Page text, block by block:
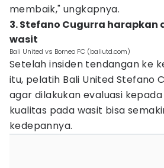
membaik," ungkapnya.
3. Stefano Cugurra harapkan
wasit
Bali United vs Borneo FC (baliutd.com)
Setelah insiden tendangan ke
itu, pelatih Bali United Stefano
agar dilakukan evaluasi
kualitas pada wasit bisa
kedepannya.